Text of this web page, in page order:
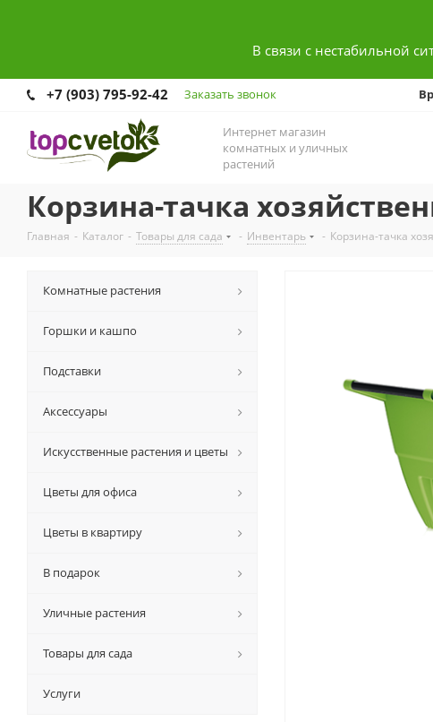
В связи с нестабильной
+7 (903) 795-92-42 Заказать звонок
Интернет магазин
комнатных и уличных
растений
Корзина-тачка
Главная - Каталог - Товары для сада - Инвентарь - Корзина-тачка
Комнатные растения
Горшки и кашпо
Подставки
Аксессуары
Искусственные растения и цветы
Цветы для офиса
Цветы в квартиру
В подарок
Уличные растения
Товары для сада
Услуги